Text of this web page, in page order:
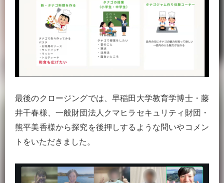
最後のクロージングでは、早稲田大学教育学博士・藤
井千春様、一般財団法人クマヒラセキュリティ財団・
熊平美香様から探究を後押しするような問いやコメン
トをいただきました。